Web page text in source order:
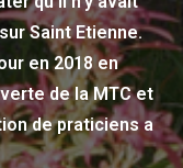
Saint Etienne.
en 2018 en
de la MTC et
de praticiens a